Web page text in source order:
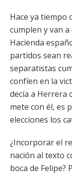
Hace ya tiempo
cumplen y van
Hacienda
partidos sean
separatistas
confíen en la
decía a Herrera
mete con él, es
elecciones los
¿Incorporar el
nación al texto
boca de Felipe?